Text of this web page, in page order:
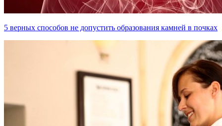
5 верных способов не допустить образования камней в почках